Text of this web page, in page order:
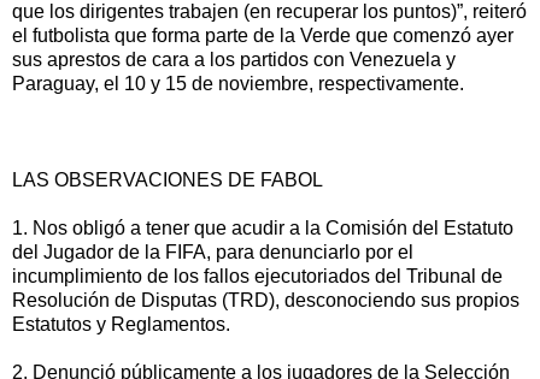
que los dirigentes trabajen (en recuperar los puntos)”, reiteró
el futbolista que forma parte de la Verde que comenzó ayer
sus aprestos de cara a los partidos con Venezuela y
Paraguay, el 10 y 15 de noviembre, respectivamente.
LAS OBSERVACIONES DE FABOL
1. Nos obligó a tener que acudir a la Comisión del Estatuto
del Jugador de la FIFA, para denunciarlo por el
incumplimiento de los fallos ejecutoriados del Tribunal de
Resolución de Disputas (TRD), desconociendo sus propios
Estatutos y Reglamentos.
2. Denunció públicamente a los jugadores de la Selección